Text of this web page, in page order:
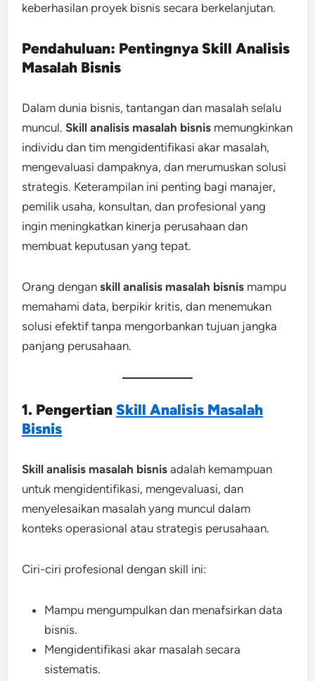
keberhasilan proyek bisnis secara berkelanjutan.
Pendahuluan: Pentingnya Skill Analisis
Masalah Bisnis
Dalam dunia bisnis, tantangan dan masalah selalu
muncul.Skill analisis masalah bisnis memungkinkan
individu dan tim mengidentifikasi akar masalah,
mengevaluasi dampaknya, dan merumuskan solusi
strategis. Keterampilan ini penting bagi manajer,
pemilik usaha, konsultan, dan profesional yang
ingin meningkatkan kinerja perusahaan dan
membuat keputusan yang tepat.
Orang denganskill analisis masalah bisnis mampu
memahami data, berpikir kritis, dan menemukan
solusi efektif tanpa mengorbankan tujuan jangka
panjang perusahaan.
1. PengertianSkill Analisis Masalah
Bisnis
Skill analisis masalah bisnis adalah kemampuan
untuk mengidentifikasi, mengevaluasi, dan
menyelesaikan masalah yang muncul dalam
konteks operasional atau strategis perusahaan.
Ciri-ciri profesional dengan skill ini:
Mampu mengumpulkan dan menafsirkan data
bisnis.
Mengidentifikasi akar masalah secara
sistematis.